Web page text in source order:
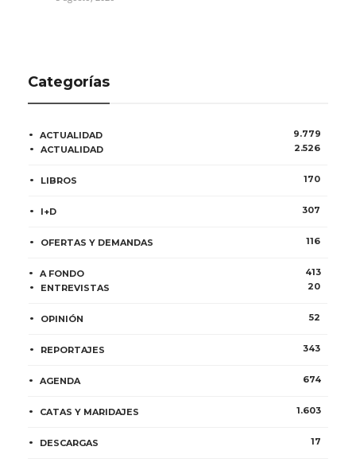
Categorías
ACTUALIDAD
9.779
ACTUALIDAD
2.526
LIBROS 170
I+D 307
OFERTAS Y DEMANDAS 116
A FONDO
413
ENTREVISTAS
20
OPINIÓN 52
REPORTAJES 343
AGENDA 674
CATAS Y MARIDAJES 1.603
DESCARGAS 17